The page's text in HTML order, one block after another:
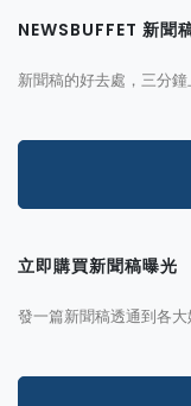
NEWSBUFFET 新聞
新聞稿的好去處，三分
立即購買新聞稿曝光
發一篇新聞稿透通到各